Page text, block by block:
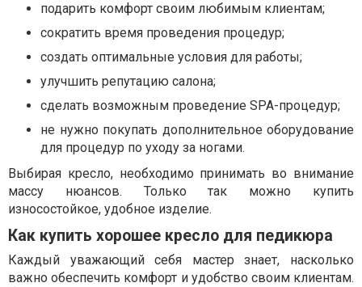
подарить комфорт своим любимым клиентам;
сократить время проведения процедур;
создать оптимальные условия для работы;
улучшить репутацию салона;
сделать возможным проведение SPA-процедур;
не нужно покупать дополнительное оборудование
для процедур по уходу за ногами.
Выбирая кресло, необходимо принимать во внимание
массу нюансов. Только так можно купить
износостойкое, удобное изделие.
Как купить хорошее кресло для педикюра
Каждый уважающий себя мастер знает, насколько
важно обеспечить комфорт и удобство своим клиентам.